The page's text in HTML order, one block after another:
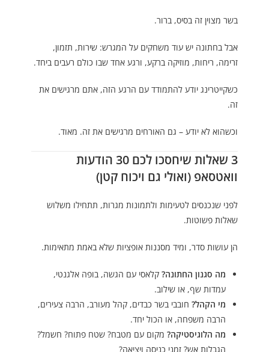
בשר מצוין זה בסיס, ברור.
אבל בחתונה יש עוד משחקים על המגרש: שירות, תזמון,
זרימה, ריחות, מוזיקה ברקע, ורגע אחד שבו כולם רעבים ביחד.
כשקייטרינג יודע להתמודד עם הרגע הזה, אתם מרגישים את
זה.
וכשהוא לא יודע – גם האורחים מרגישים את זה. מאוד.
3 שאלות שיחסכו לכם 30 הודעות
וואטסאפ (ואולי גם ויכוח קטן)
לפני שנכנסים לטעימות ולתמונות מגרות, תתחילו משלוש
שאלות פשוטות.
הן עושות סדר, ומיד מסננות אופציות שלא באמת מתאימות.
מה סגנון החתונה? קלאסי עם הגשה, בופה אלגנטי,
עמדות שף, או שילוב.
מי הקהל? חובבי בשר כבדים, קהל מעורב, הרבה צעירים,
הרבה משפחה, או הכול יחד.
מה הלוגיסטיקה? מקום עם מטבח? שטח פתוח? חשמל?
הגבלות אש? זמני כניסה ויציאה?